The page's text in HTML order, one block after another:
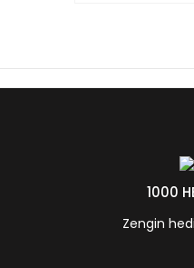
1000
Zengin